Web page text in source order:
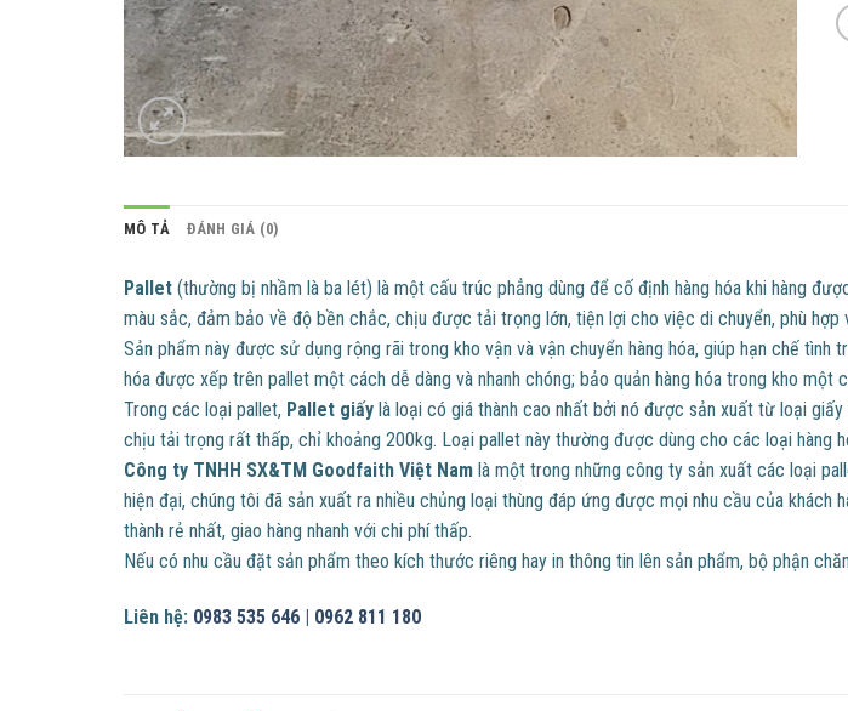
MÔ TẢ ĐÁNH GIÁ (0)
Pallet (thường bị nhầm là ba lét) là một cấu trúc phẳng dùng để cố định hàng hóa khi hàng
màu sắc, đảm bảo về độ bền chắc, chịu được tải trọng lớn, tiện lợi cho việc di chuyển, phù
Sản phẩm này được sử dụng rộng rãi trong kho vận và vận chuyển hàng hóa, giúp hạn chế
hóa được xếp trên pallet một cách dễ dàng và nhanh chóng; bảo quản hàng hóa trong kho một
Trong các loại pallet, Pallet giấy là loại có giá thành cao nhất bởi nó được sản xuất từ loại
chịu tải trọng rất thấp, chỉ khoảng 200kg. Loại pallet này thường được dùng cho các loại hàng
Công ty TNHH SX&TM Goodfaith Việt Nam là một trong những công ty sản xuất các loại
hiện đại, chúng tôi đã sản xuất ra nhiều chủng loại thùng đáp ứng được mọi nhu cầu của
thành rẻ nhất, giao hàng nhanh với chi phí thấp.
Nếu có nhu cầu đặt sản phẩm theo kích thước riêng hay in thông tin lên sản phẩm, bộ phận
Liên hệ: 0983 535 646 | 0962 811 180